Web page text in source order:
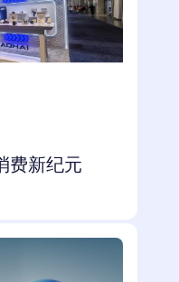
费新纪元